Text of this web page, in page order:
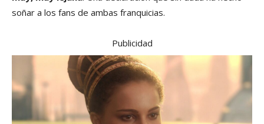
soñar a los fans de ambas franquicias.
Publicidad